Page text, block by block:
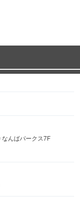
デートにおススメ
ください。
んばパークス7F